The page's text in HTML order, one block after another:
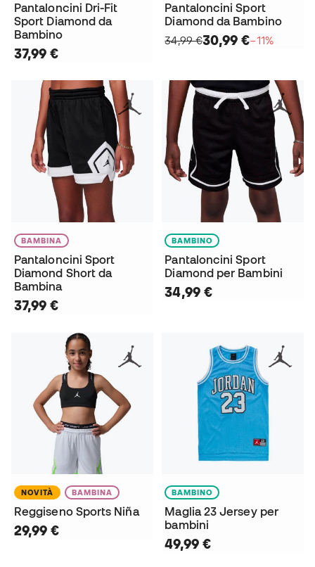
Pantaloncini Dri-Fit
Sport Diamond da
Bambino
37,99 €
Pantaloncini Sport
Diamond da Bambino
34,99 €30,99 €−11%
BAMBINA
Pantaloncini Sport
Diamond Short da
Bambina
37,99 €
BAMBINO
Pantaloncini Sport
Diamond per Bambini
34,99 €
NOVITÀ BAMBINA
Reggiseno Sports Niña
29,99 €
BAMBINO
Maglia 23 Jersey per
bambini
49,99 €